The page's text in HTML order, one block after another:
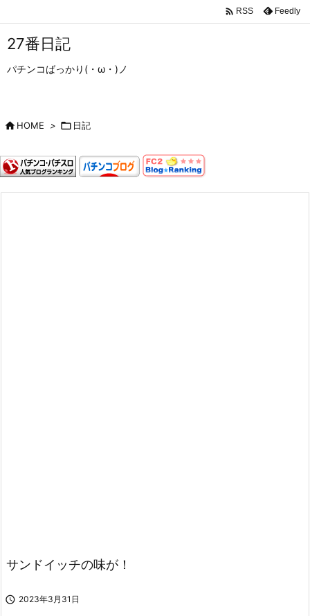
 RSS Feedly
27番日記
パチンコばっかり(・ω・)ノ
HOME >  日記
サンドイッチの味が！
 2023年3月31日